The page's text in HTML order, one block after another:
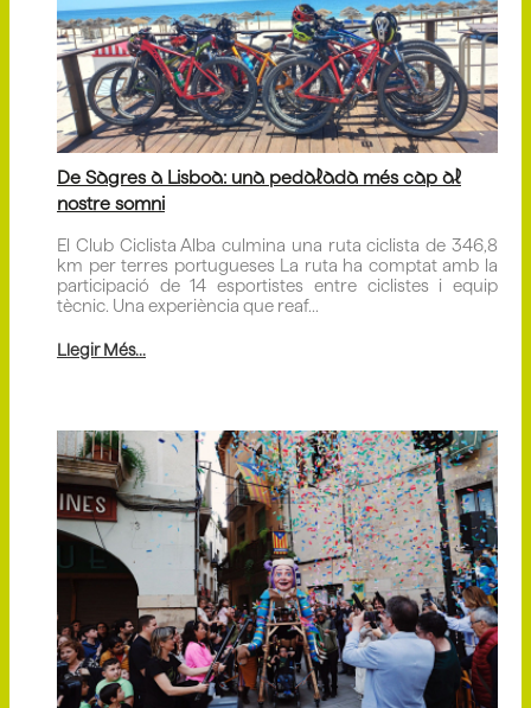
De Sagres a Lisboa: una pedalada més cap al
nostre somni
El Club Ciclista Alba culmina una ruta ciclista de 346,8
km per terres portugueses La ruta ha comptat amb la
participació de 14 esportistes entre ciclistes i equip
tècnic. Una experiència que reaf...
Llegir Més...